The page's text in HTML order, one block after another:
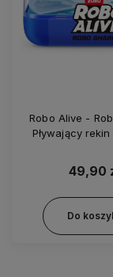
Robo Alive -
Pływający rekin
49,90
Do